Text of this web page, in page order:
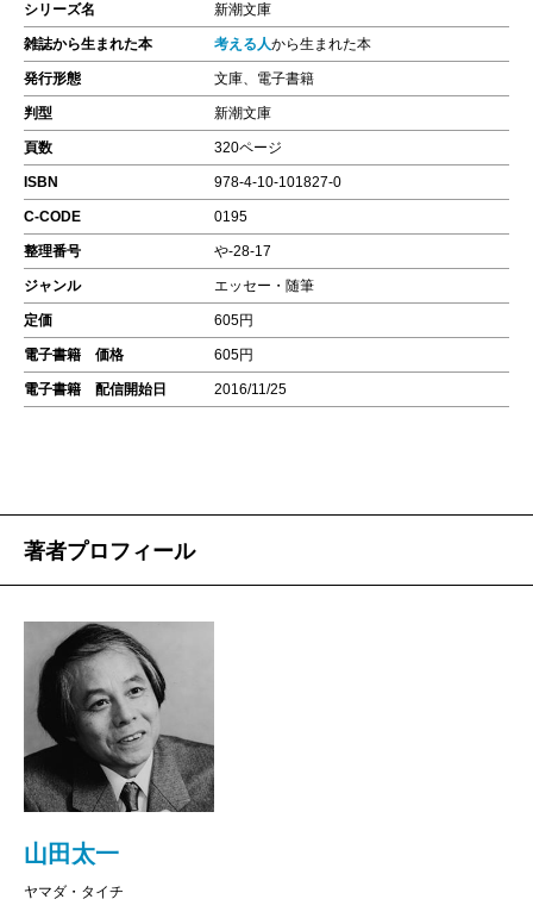
シリーズ名 新潮文庫
雑誌から生まれた本 考える人から生まれた本
発行形態 文庫、電子書籍
判型 新潮文庫
頁数 320ページ
ISBN 978-4-10-101827-0
C-CODE 0195
整理番号 や-28-17
ジャンル エッセー・随筆
定価 605円
電子書籍 価格 605円
電子書籍 配信開始日 2016/11/25
著者プロフィール
山田太一
ヤマダ・タイチ